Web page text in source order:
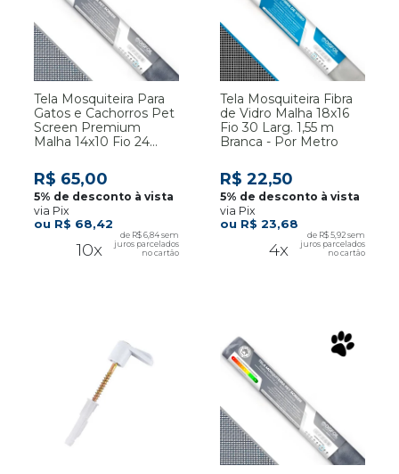
Tela Mosquiteira Para
Gatos e Cachorros Pet
Screen Premium
Malha 14x10 Fio 24
Por Metro
R$ 68,42
10x
R$ 6,84
R$ 65,00
via Pix
Tela Mosquiteira Fibra
de Vidro Malha 18x16
Fio 30 Larg. 1,55 m
Branca - Por Metro
R$ 23,68
4x
R$ 5,92
R$ 22,50
via Pix